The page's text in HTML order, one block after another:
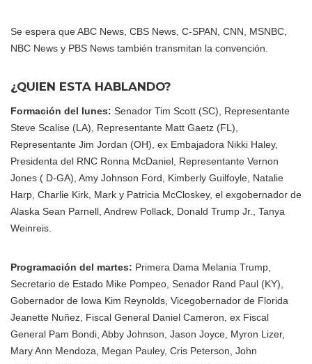
Se espera que ABC News, CBS News, C-SPAN, CNN, MSNBC,
NBC News y PBS News también transmitan la convención.
¿QUIEN ESTA HABLANDO?
Formación del lunes: Senador Tim Scott (SC), Representante
Steve Scalise (LA), Representante Matt Gaetz (FL),
Representante Jim Jordan (OH), ex Embajadora Nikki Haley,
Presidenta del RNC Ronna McDaniel, Representante Vernon
Jones ( D-GA), Amy Johnson Ford, Kimberly Guilfoyle, Natalie
Harp, Charlie Kirk, Mark y Patricia McCloskey, el exgobernador de
Alaska Sean Parnell, Andrew Pollack, Donald Trump Jr., Tanya
Weinreis.
Programación del martes: Primera Dama Melania Trump,
Secretario de Estado Mike Pompeo, Senador Rand Paul (KY),
Gobernador de Iowa Kim Reynolds, Vicegobernador de Florida
Jeanette Nuñez, Fiscal General Daniel Cameron, ex Fiscal
General Pam Bondi, Abby Johnson, Jason Joyce, Myron Lizer,
Mary Ann Mendoza, Megan Pauley, Cris Peterson, John